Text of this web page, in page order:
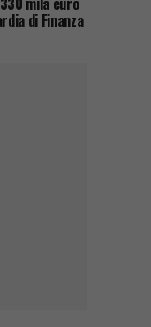
di Finanza